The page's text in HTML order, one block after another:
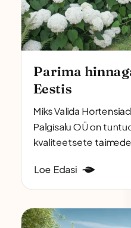
Parima
Eestis
Miks Valida
Palgisalu OÜ on
kvaliteetsete
Loe Edasi